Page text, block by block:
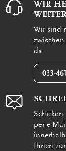
WIR
WEITER
Wir sind
zwischen
da
033-
Schicken
per e-
Ihnen